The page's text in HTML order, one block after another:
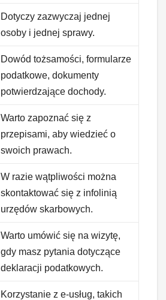
Dotyczy zazwyczaj jednej
osoby i jednej sprawy.
Dowód tożsamości, formularze
podatkowe, dokumenty
potwierdzające dochody.
Warto zapoznać się z
przepisami, aby wiedzieć o
swoich prawach.
W razie wątpliwości można
skontaktować się z infolinią
urzędów skarbowych.
Warto umówić się na wizytę,
gdy masz pytania dotyczące
deklaracji podatkowych.
Korzystanie z e-usług, takich